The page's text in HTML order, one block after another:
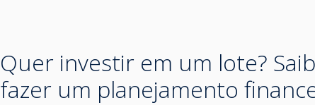
Quer investir em um lote?
fazer um planejamento